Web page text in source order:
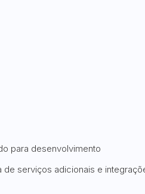
para desenvolvimento
serviços adicionais e